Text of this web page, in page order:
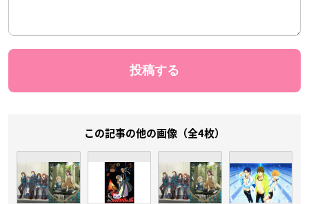
この記事の他の画像（全4枚）